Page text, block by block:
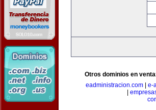
Otros dominios en
eadministracion.com| e-